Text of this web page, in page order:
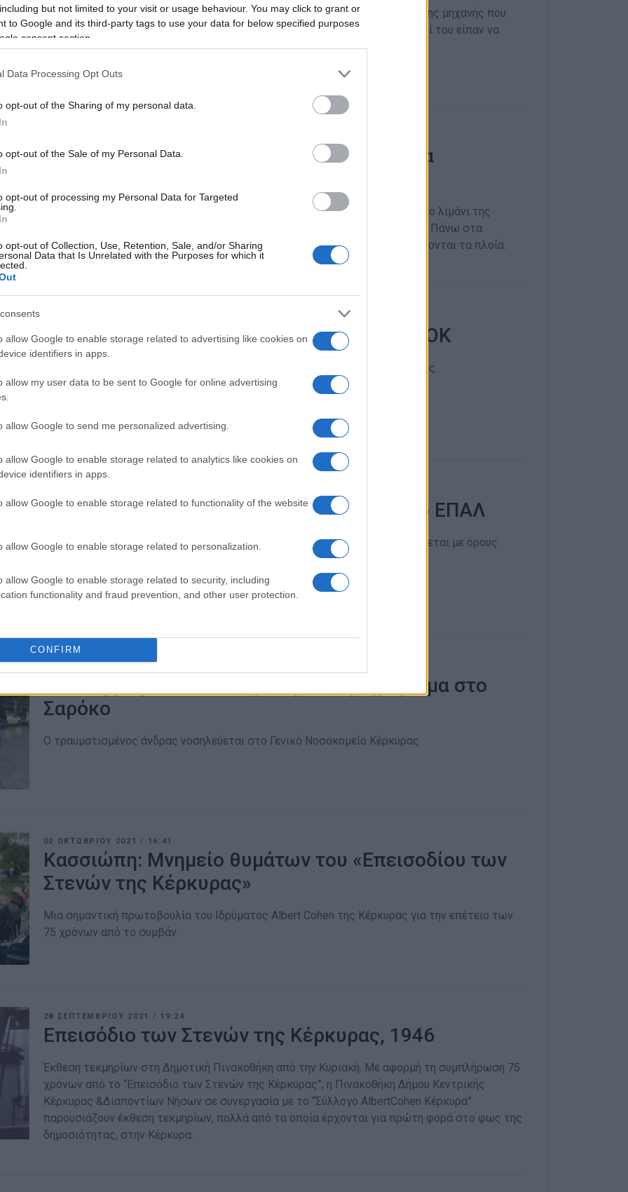
but not limited to your visit or usage behaviour. You may click to grant or
to Google and its third-party tags to use your data for below specified purposes
consent section.
Data Processing Opt Outs
opt-out of the Sharing of my personal data.
opt-out of the Sale of my Personal Data.
opt-out of processing my Personal Data for Targeted
opt-out of Collection, Use, Retention, Sale, and/or Sharing
Data that Is Unrelated with the Purposes for which it
allow Google to enable storage related to advertising like cookies on
identifiers in apps.
allow my user data to be sent to Google for online advertising
allow Google to send me personalized advertising.
allow Google to enable storage related to analytics like cookies on
identifiers in apps.
allow Google to enable storage related to functionality of the website
allow Google to enable storage related to personalization.
allow Google to enable storage related to security, including
functionality and fraud prevention, and other user protection.
CONFIRM
Ρώτησε τους αστυνομικούς γιατί δεν έκαναν μια παρατήρηση στον οδηγό της μηχανής που
πέρασε με το δίκυκλο στον πεζόδρομο. Σύμφωνα με τον ίδιο, οι αστυνομικοί του είπαν να
κοιτάζει τη δουλειά του και να μην ανακατεύεται!
31 Αυγούστου 1923, η ανοχύρωτη Κέρκυρα
Είναι μεσημέρι, 31 Αυγούστου 1923. Ισχυρός ιταλικός στόλος καταπλέει στο λιμάνι της
Κέρκυρας. Οι λουόμενοι κάτω από τα Μουράγια συνεχίζουν το μπάνιο τους. Πάνω στα
Μουράγια οι Κερκυραίοι, ανυποψίαστοι για το τι θα ακολουθήσει, περιεργάζονται τα πλοία.
Σχετικά με το επεισόδιο στην πίτα του ΝΑΟΚ
Η επιστολή του πατέρα Κοκκινόπουλου κι ένα μικρό σχόλιο της Ενημέρωσης.
Η ΕΛΜΕ Κέρκυρας για το επεισόδιο στο 2ο ΕΠΑΛ
«Οποιοδήποτε πρόβλημα, σε μια σχολική κοινότητα πρέπει να αντιμετωπίζεται με όρους
Συνελήφθησαν δύο άνδρες για το μαχαίρωμα στο
Σαρόκο
Ο τραυματισμένος άνδρας νοσηλεύεται στο Γενικό Νοσοκομείο Κέρκυρας
02 ΟΚΤΩΒΡΊΟΥ 2021/ 16:41
Κασσιώπη: Μνημείο θυμάτων του «Επεισοδίου των
Στενών της Κέρκυρας»
Μια σημαντική πρωτοβουλία του Ιδρύματος Albert Cohen της Κέρκυρας για την επέτειο των
75 χρόνων από το συμβάν.
28 ΣΕΠΤΕΜΒΡΊΟΥ 2021 / 19:24
Επεισόδιο των Στενών της Κέρκυρας, 1946
Έκθεση τεκμηρίων στη Δημοτική Πινακοθήκη από την Κυριακή. Με αφορμή τη συμπλήρωση 75
χρόνων από το “Επεισόδιο των Στενών της Κέρκυρας”, η Πινακοθήκη Δήμου Κεντρικής
Κέρκυρας &Διαποντίων Νήσων σε συνεργασία με το “Σύλλογο AlbertCohen Κέρκυρα”
παρουσιάζουν έκθεση τεκμηρίων, πολλά από τα οποία έρχονται για πρώτη φορά στο φως της
δημοσιότητας, στην Κέρκυρα.